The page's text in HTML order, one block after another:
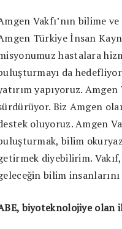
Vakfı’nın bilime
Türkiye İnsan
hastalara
da
yapıyoruz.
Biz Amgen
oluyoruz. Amgen
bilim
diyebilirim.
bilim
biyoteknolojiye olan